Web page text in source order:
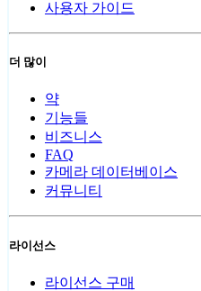
사용자 가이드
더 많이
약
기능들
비즈니스
FAQ
카메라 데이터베이스
커뮤니티
라이선스
라이선스 구매